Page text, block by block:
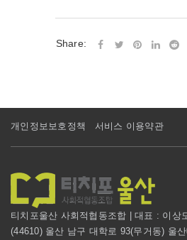
Share:
개인정보보호정책 서비스 이용약관
티치포울산 사회적협동조합 | 대표 : 이상
(44610) 울산 남구 대학로 93(무거동) 울